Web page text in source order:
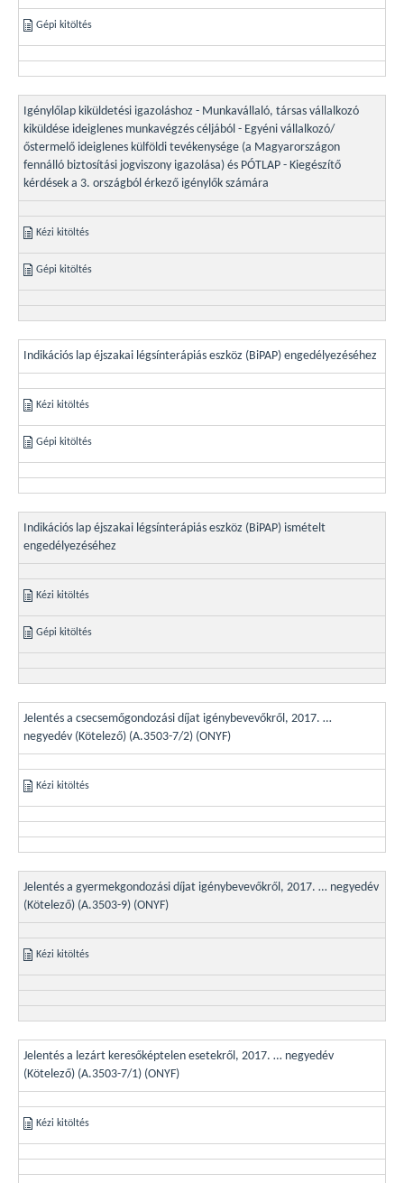
Gépi kitöltés
Igénylőlap kiküldetési igazoláshoz - Munkavállaló, társas vállalkozó
kiküldése ideiglenes munkavégzés céljából - Egyéni vállalkozó/
őstermelő ideiglenes külföldi tevékenysége (a Magyarországon
fennálló biztosítási jogviszony igazolása) és PÓTLAP - Kiegészítő
kérdések a 3. országból érkező igénylők számára
Kézi kitöltés
Gépi kitöltés
Indikációs lap éjszakai légsínterápiás eszköz (BiPAP) engedélyezéséhez
Kézi kitöltés
Gépi kitöltés
Indikációs lap éjszakai légsínterápiás eszköz (BiPAP) ismételt
engedélyezéséhez
Kézi kitöltés
Gépi kitöltés
Jelentés a csecsemőgondozási díjat igénybevevőkről, 2017. …
negyedév (Kötelező) (A.3503-7/2) (ONYF)
Kézi kitöltés
Jelentés a gyermekgondozási díjat igénybevevőkről, 2017. … negyedév
(Kötelező) (A.3503-9) (ONYF)
Kézi kitöltés
Jelentés a lezárt keresőképtelen esetekről, 2017. … negyedév
(Kötelező) (A.3503-7/1) (ONYF)
Kézi kitöltés